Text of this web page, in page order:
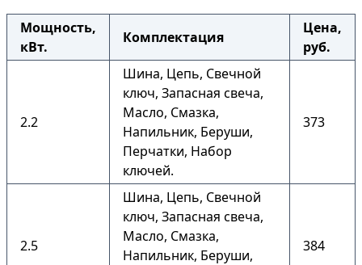
Мощность,
кВт.
Комплектация
Цена,
руб.
2.2
Шина, Цепь, Свечной
ключ, Запасная свеча,
Масло, Смазка,
Напильник, Беруши,
Перчатки, Набор
ключей.
373
2.5
Шина, Цепь, Свечной
ключ, Запасная свеча,
Масло, Смазка,
Напильник, Беруши,
384